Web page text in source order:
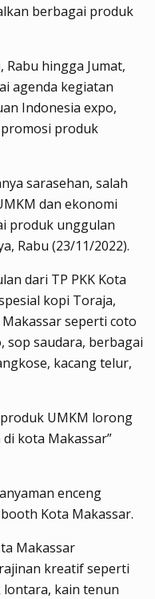
berbagai produk
Rabu hingga Jumat,
agenda kegiatan
Indonesia expo,
produk
sarasehan, salah
dan ekonomi
produk unggulan
Rabu (23/11/2022).
dari TP PKK Kota
kopi Toraja,
seperti coto
sop saudara, berbagai
kacang telur,
UMKM lorong
kota Makassar”
enceng
Kota Makassar.
Makassar
kreatif seperti
kain tenun